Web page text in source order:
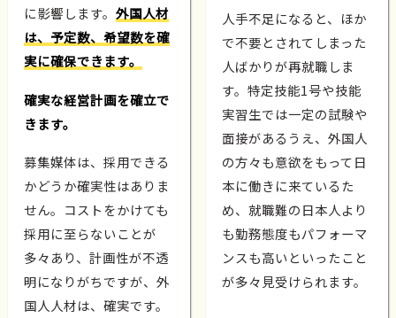
に影響します。 外国人材
は、予定数、希望数を確
実に確保できます。
確実な経営計画を確立で
きます。
募集媒体は、採用できる
かどうか確実性はありま
せん。コストをかけても
採用に至らないことが
多々あり、計画性が不透
明になりがちですが、外
国人人材は、確実です。
人手不足になると、ほか
で不要とされてしまった
人ばかりが再就職しま
す。特定技能1号や技能
実習生では一定の試験や
面接があるうえ、外国人
の方々も意欲をもって日
本に働きに来ているた
め、就職難の日本人より
も勤務態度もパフォーマ
ンスも高いといったこと
が多々見受けられます。